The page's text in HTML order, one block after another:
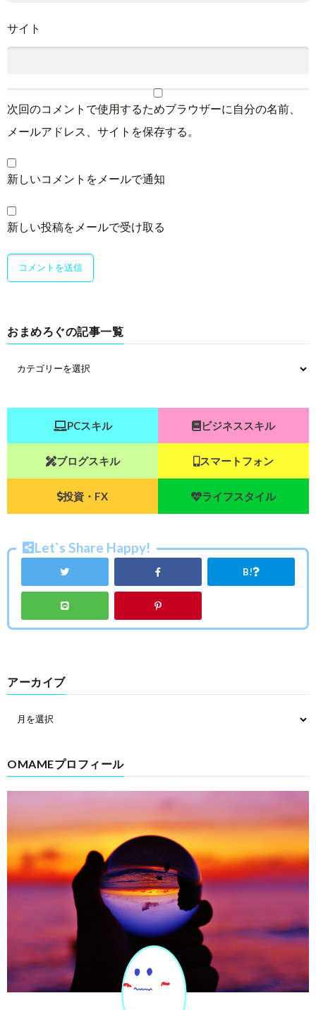
サイト
次回のコメントで使用するためブラウザーに自分の名前、
メールアドレス、サイトを保存する。
新しいコメントをメールで通知
新しい投稿をメールで受け取る
おまめろぐの記事一覧
PCスキル ビジネススキル
ブログスキル スマートフォン
投資・FX ライフスタイル
Let`s Share Happy!
B!
アーカイブ
OMAMEプロフィール